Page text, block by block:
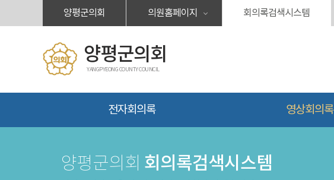
양평군의회 의원홈페이지 회의록검색시스템
양평군의회
YANGPYEONG COUNTY COUNCIL
전자회의록 영상회의록
양평군의회 회의록검색시스템